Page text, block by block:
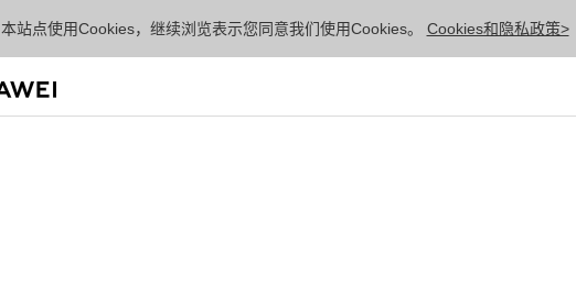
本站点使用Cookies，继续浏览表示您同意我们使用Cookies。 Cookies和隐私政策>